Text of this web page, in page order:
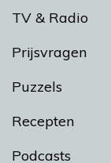
TV & Radio
Prijsvragen
Puzzels
Recepten
Podcasts